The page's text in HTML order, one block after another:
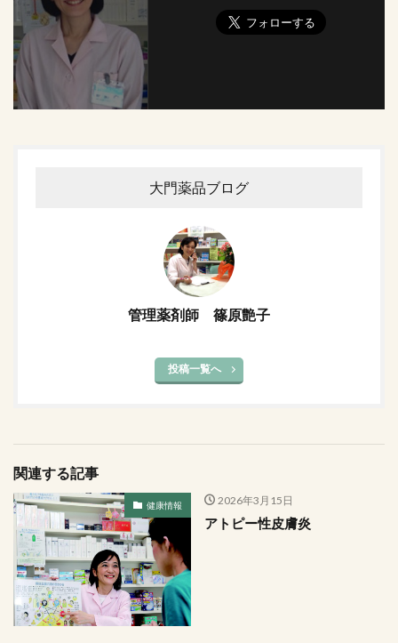
大門薬品ブログ
管理薬剤師 篠原艶子
投稿一覧へ
関連する記事
健康情報 2026年3月15日
アトピー性皮膚炎